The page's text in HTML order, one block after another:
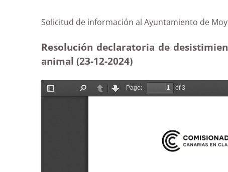
Solicitud de información al Ayuntamiento
Resolución declaratoria de
animal (23-12-2024)